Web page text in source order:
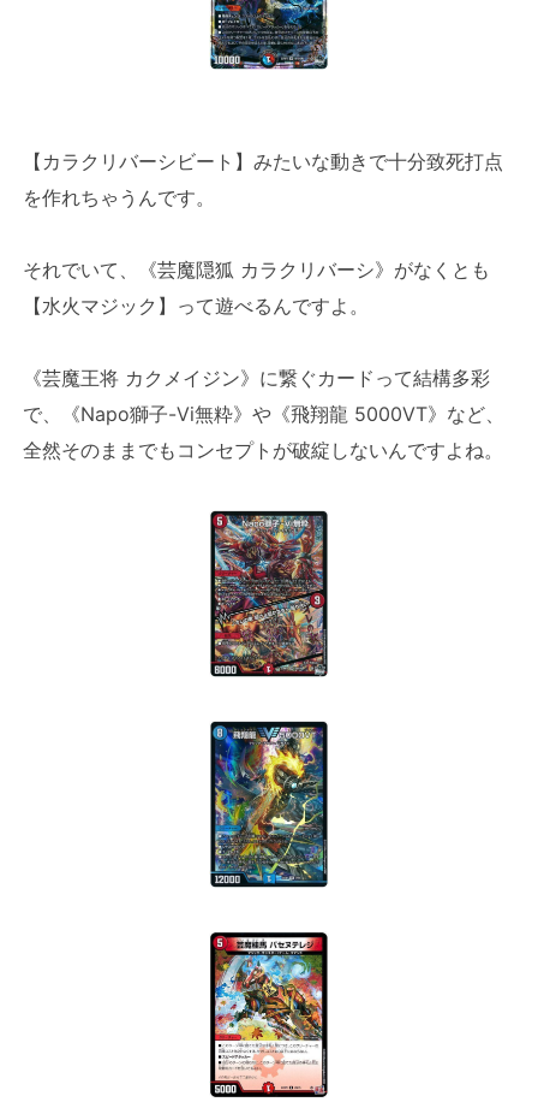
【カラクリバーシビート】みたいな動きで十分致死打点
を作れちゃうんです。
それでいて、《芸魔隠狐 カラクリバーシ》がなくとも
【水火マジック】って遊べるんですよ。
《芸魔王将 カクメイジン》に繋ぐカードって結構多彩
で、《Napo獅子-Vi無粋》や《飛翔龍 5000VT》など、
全然そのままでもコンセプトが破綻しないんですよね。